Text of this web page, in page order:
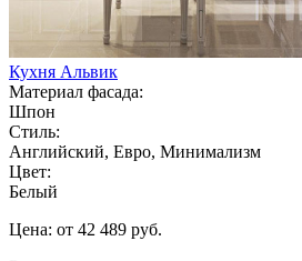
Кухня Альвик
Материал фасада:
Шпон
Стиль:
Английский, Евро, Минимализм
Цвет:
Белый
Цена: от 42 489 руб.